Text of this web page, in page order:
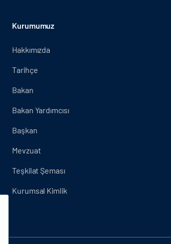
Kurumumuz
Hakkımızda
Tarihçe
Bakan
Bakan Yardımcısı
Başkan
Mevzuat
Teşkilat Şeması
Kurumsal Kimlik